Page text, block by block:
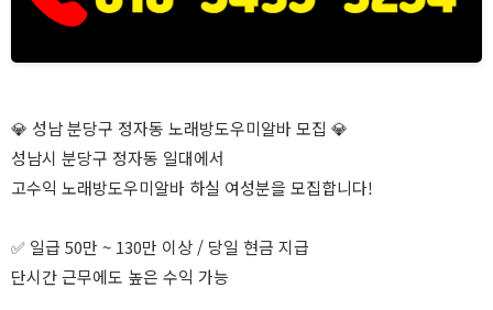
💎 성남 분당구 정자동 노래방도우미알바 모집 💎
성남시 분당구 정자동 일대에서
고수익 노래방도우미알바 하실 여성분을 모집합니다!
✅ 일급 50만 ~ 130만 이상 / 당일 현금 지급
단시간 근무에도 높은 수익 가능